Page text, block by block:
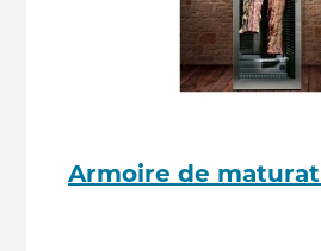
Armoire de